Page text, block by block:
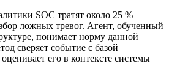
SOC тратят около 25 %
ложных тревог. Агент, обученный
понимает норму данной
сверяет событие с базой
его в контексте системы